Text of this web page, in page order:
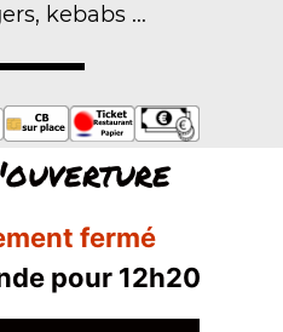
kebabs ...
fermé
pour 12h20